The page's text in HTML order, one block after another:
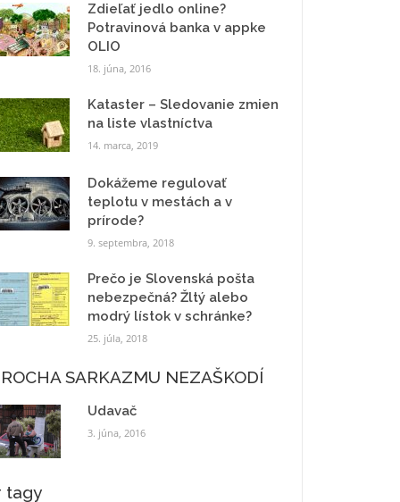
Zdieľať jedlo online?
Potravinová banka v appke
OLIO
18. júna, 2016
Kataster – Sledovanie zmien
na liste vlastníctva
14. marca, 2019
Dokážeme regulovať
teplotu v mestách a v
prírode?
9. septembra, 2018
Prečo je Slovenská pošta
nebezpečná? Žltý alebo
modrý lístok v schránke?
25. júla, 2018
SARKAZMU NEZAŠKODÍ
Udavač
3. júna, 2016
tagy